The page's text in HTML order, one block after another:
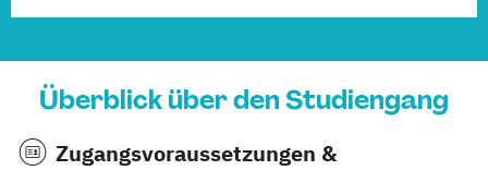
Überblick über den Studiengang
Zugangsvoraussetzungen &